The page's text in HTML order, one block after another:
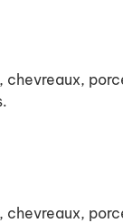
chevreaux,
chevreaux,